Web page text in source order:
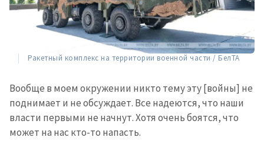
Ракетный комплекс на территории военной части / БелТА
Вообще в моем окружении никто тему эту [войны] не
поднимает и не обсуждает. Все надеются, что наши
власти первыми не начнут. Хотя очень боятся, что
может на нас кто-то напасть.